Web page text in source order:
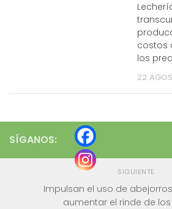
costos
los
22
SÍGANOS:
SIGUIENTE
Impulsan el uso de
aumentar el rinde de